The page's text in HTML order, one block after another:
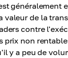
généralement
valeur de la
contre
prix non
y a peu de